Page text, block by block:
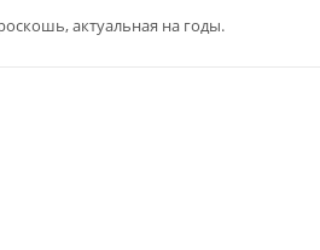
актуальная на годы.